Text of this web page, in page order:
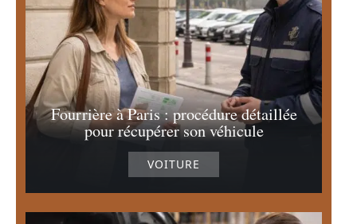
Fourrière à Paris : procédure détaillée
pour récupérer son véhicule
VOITURE